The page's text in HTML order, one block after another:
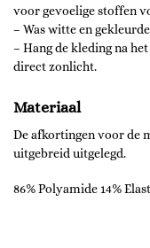
voor gevoelige stoffen
– Was witte en
– Hang de kleding na
direct zonlicht.
Materiaal
De afkortingen voor de
uitgebreid uitgelegd.
86% Polyamide 14%